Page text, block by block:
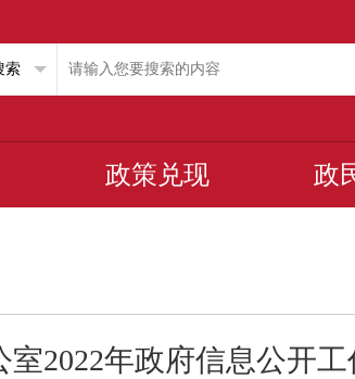
政策兑现 政
2022年政府信息公开